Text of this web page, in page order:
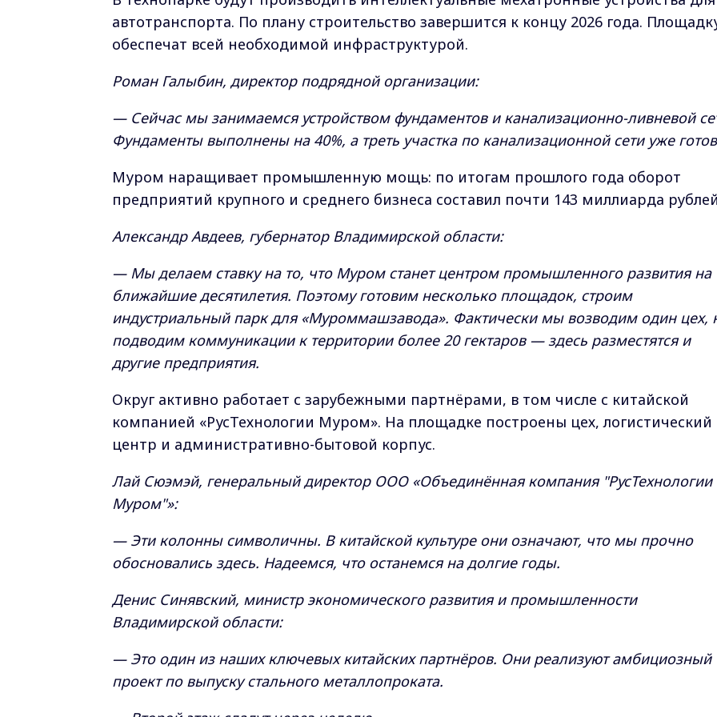
автотранспорта. По плану строительство завершится к концу 2026 года.
обеспечат всей необходимой инфраструктурой.
Роман Галыбин, директор подрядной организации:
— Сейчас мы занимаемся устройством фундаментов и канализационно-ливневой
Фундаменты выполнены на 40%, а треть участка по канализационной сети уже
Муром наращивает промышленную мощь: по итогам прошлого года оборот
предприятий крупного и среднего бизнеса составил почти 143 миллиарда
Александр Авдеев, губернатор Владимирской области:
— Мы делаем ставку на то, что Муром станет центром промышленного развития на
ближайшие десятилетия. Поэтому готовим несколько площадок, строим
индустриальный парк для «Муроммашзавода». Фактически мы возводим один цех,
подводим коммуникации к территории более 20 гектаров — здесь разместятся и
другие предприятия.
Округ активно работает с зарубежными партнёрами, в том числе с китайской
компанией «РусТехнологии Муром». На площадке построены цех, логистический
центр и административно-бытовой корпус.
Лай Сюэмэй, генеральный директор ООО «Объединённая компания "РусТехнологии
Муром"»:
— Эти колонны символичны. В китайской культуре они означают, что мы прочно
обосновались здесь. Надеемся, что останемся на долгие годы.
Денис Синявский, министр экономического развития и промышленности
Владимирской области:
— Это один из наших ключевых китайских партнёров. Они реализуют амбициозный
проект по выпуску стального металлопроката.